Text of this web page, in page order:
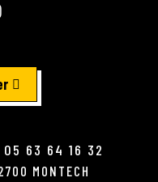
05 63 64 16 32
MONTECH